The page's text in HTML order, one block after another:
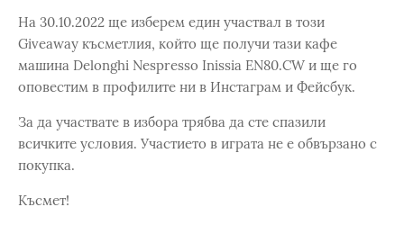
На 30.10.2022 ще изберем един участвал в този
Giveaway късметлия, който ще получи тази кафе
машина Delonghi Nespresso Inissia EN80.CW и ще го
оповестим в профилите ни в Инстаграм и Фейсбук.
За да участвате в избора трябва да сте спазили
всичките условия. Участието в играта не е обвързано с
покупка.
Късмет!